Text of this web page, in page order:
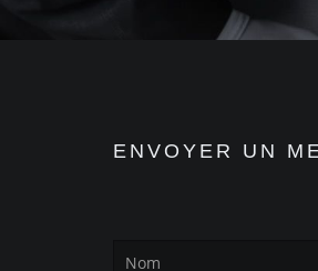
ENVOYER UN